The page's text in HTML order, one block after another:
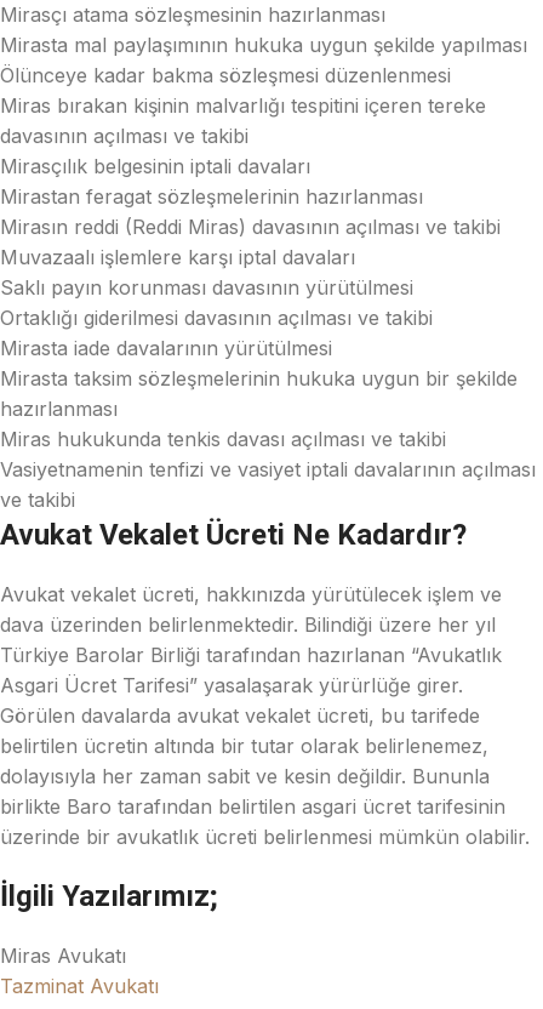
Mirasçı atama sözleşmesinin hazırlanması
Mirasta mal paylaşımının hukuka uygun şekilde yapılması
Ölünceye kadar bakma sözleşmesi düzenlenmesi
Miras bırakan kişinin malvarlığı tespitini içeren tereke
davasının açılması ve takibi
Mirasçılık belgesinin iptali davaları
Mirastan feragat sözleşmelerinin hazırlanması
Mirasın reddi (Reddi Miras) davasının açılması ve takibi
Muvazaalı işlemlere karşı iptal davaları
Saklı payın korunması davasının yürütülmesi
Ortaklığı giderilmesi davasının açılması ve takibi
Mirasta iade davalarının yürütülmesi
Mirasta taksim sözleşmelerinin hukuka uygun bir şekilde
hazırlanması
Miras hukukunda tenkis davası açılması ve takibi
Vasiyetnamenin tenfizi ve vasiyet iptali davalarının açılması
ve takibi
Avukat Vekalet Ücreti Ne Kadardır?
Avukat vekalet ücreti, hakkınızda yürütülecek işlem ve
dava üzerinden belirlenmektedir. Bilindiği üzere her yıl
Türkiye Barolar Birliği tarafından hazırlanan “Avukatlık
Asgari Ücret Tarifesi” yasalaşarak yürürlüğe girer.
Görülen davalarda avukat vekalet ücreti, bu tarifede
belirtilen ücretin altında bir tutar olarak belirlenemez,
dolayısıyla her zaman sabit ve kesin değildir. Bununla
birlikte Baro tarafından belirtilen asgari ücret tarifesinin
üzerinde bir avukatlık ücreti belirlenmesi mümkün olabilir.
İlgili Yazılarımız;
Miras Avukatı
Tazminat Avukatı